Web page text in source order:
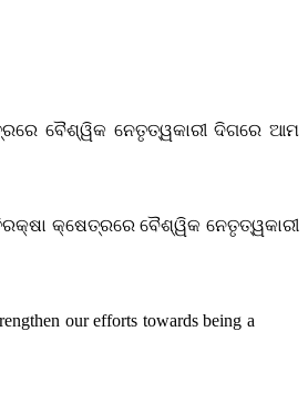
ବୈଶ୍ୱିକ ନେତୃତ୍ୱକାରୀ ଦିଗରେ ଆମ
କ୍ଷେତ୍ରରେ ବୈଶ୍ୱିକ ନେତୃତ୍ୱକାରୀ
our efforts towards being a